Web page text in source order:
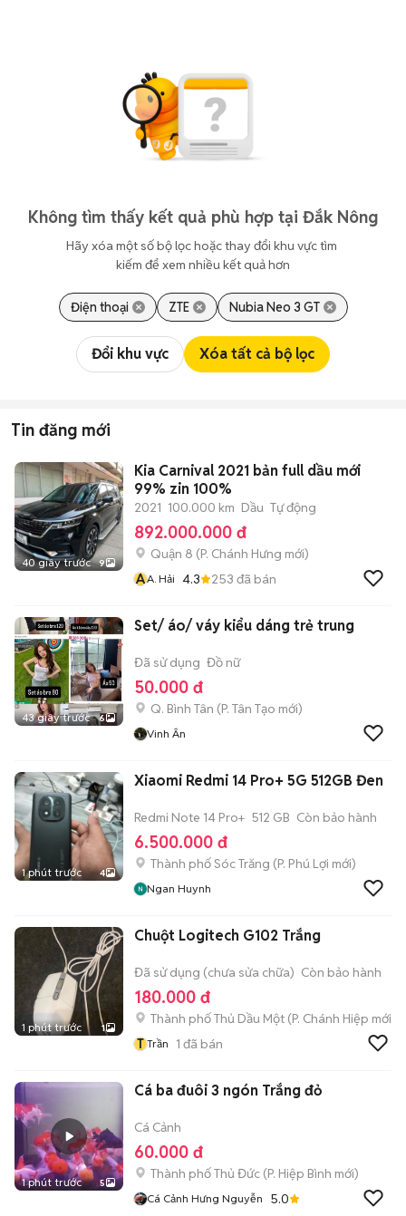
Không tìm thấy kết quả phù hợp tại Đắk Nông
Hãy xóa một số bộ lọc hoặc thay đổi khu vực tìm
kiếm để xem nhiều kết quả hơn
Điện thoại ZTE Nubia Neo 3 GT
Đổi khu vực Xóa tất cả bộ lọc
Tin đăng mới
40 giây trước 9
Kia Carnival 2021 bản full dầu mới
99% zin 100%
2021 100.000 km Dầu Tự động
892.000.000 đ
Quận 8 (P. Chánh Hưng mới)
AA. Hải 4.3 253 đã bán
43 giây trước 6
Set/ áo/ váy kiểu dáng trẻ trung
Đã sử dụng Đồ nữ
50.000 đ
Q. Bình Tân (P. Tân Tạo mới)
Vinh Ân
1 phút trước 4
Xiaomi Redmi 14 Pro+ 5G 512GB Đen
Redmi Note 14 Pro+ 512 GB Còn bảo hành
6.500.000 đ
Thành phố Sóc Trăng (P. Phú Lợi mới)
Ngan Huynh
1 phút trước 1
Chuột Logitech G102 Trắng
Đã sử dụng (chưa sửa chữa) Còn bảo hành
180.000 đ
Thành phố Thủ Dầu Một (P. Chánh Hiệp mới)
T Trần 1 đã bán
1 phút trước 5
Cá ba đuôi 3 ngón Trắng đỏ
Cá Cảnh
60.000 đ
Thành phố Thủ Đức (P. Hiệp Bình mới)
Cá Cảnh Hưng Nguyễn 5.0